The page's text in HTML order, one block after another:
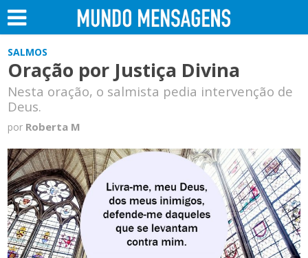
SALMOS
Oração por Justiça Divina
Nesta oração, o salmista pedia intervenção de
Deus.
por Roberta M